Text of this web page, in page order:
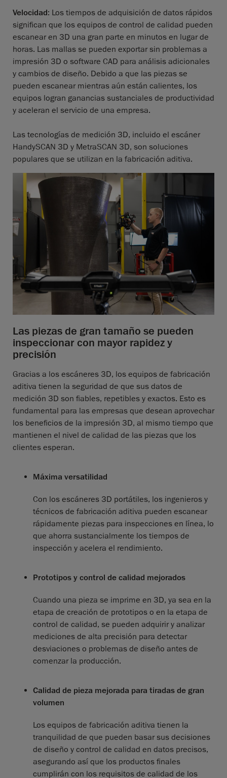
Velocidad: Los tiempos de adquisición de datos rápidos
significan que los equipos de control de calidad pueden
escanear en 3D una gran parte en minutos en lugar de
horas. Las mallas se pueden exportar sin problemas a
impresión 3D o software CAD para análisis adicionales
y cambios de diseño. Debido a que las piezas se
pueden escanear mientras aún están calientes, los
equipos logran ganancias sustanciales de productividad
y aceleran el servicio de una empresa.
Las tecnologías de medición 3D, incluido el escáner
HandySCAN 3D y MetraSCAN 3D, son soluciones
populares que se utilizan en la fabricación aditiva.
Las piezas de gran tamaño se pueden
inspeccionar con mayor rapidez y
precisión
Gracias a los escáneres 3D, los equipos de fabricación
aditiva tienen la seguridad de que sus datos de
medición 3D son fiables, repetibles y exactos. Esto es
fundamental para las empresas que desean aprovechar
los beneficios de la impresión 3D, al mismo tiempo que
mantienen el nivel de calidad de las piezas que los
clientes esperan.
Máxima versatilidad
Con los escáneres 3D portátiles, los ingenieros y
técnicos de fabricación aditiva pueden escanear
rápidamente piezas para inspecciones en línea, lo
que ahorra sustancialmente los tiempos de
inspección y acelera el rendimiento.
Prototipos y control de calidad mejorados
Cuando una pieza se imprime en 3D, ya sea en la
etapa de creación de prototipos o en la etapa de
control de calidad, se pueden adquirir y analizar
mediciones de alta precisión para detectar
desviaciones o problemas de diseño antes de
comenzar la producción.
Calidad de pieza mejorada para tiradas de gran
volumen
Los equipos de fabricación aditiva tienen la
tranquilidad de que pueden basar sus decisiones
de diseño y control de calidad en datos precisos,
asegurando así que los productos finales
cumplirán con los requisitos de calidad de los